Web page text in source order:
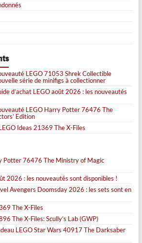
LEGO 71053 Shrek Collectible
série de minifigs à collectionner
d’achat LEGO août 2026 : les nouveautés
LEGO Harry Potter 76476 The
Edition
Ideas 21369 The X-Files
Potter 76476 The Ministry of Magic
2026 : les nouveautés sont disponibles !
Avengers Doomsday 2026 : les sets sont en
The X-Files
The X-Files: Scully’s Lab (GWP)
LEGO Star Wars 40917 The Darksaber